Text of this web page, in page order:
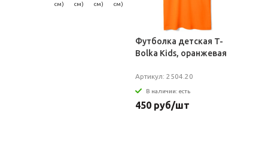
см)
см)
см)
см)
Футболка детская T-
Bolka Kids, оранжевая
Артикул: 2504.20
В наличии: есть
450 руб/шт